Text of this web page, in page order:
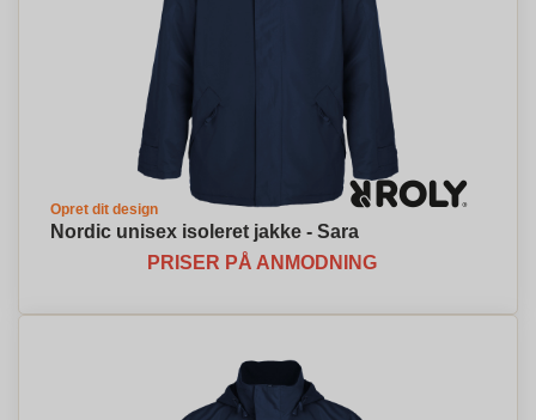
Opret dit design
Nordic unisex isoleret jakke - Sara
PRISER PÅ ANMODNING